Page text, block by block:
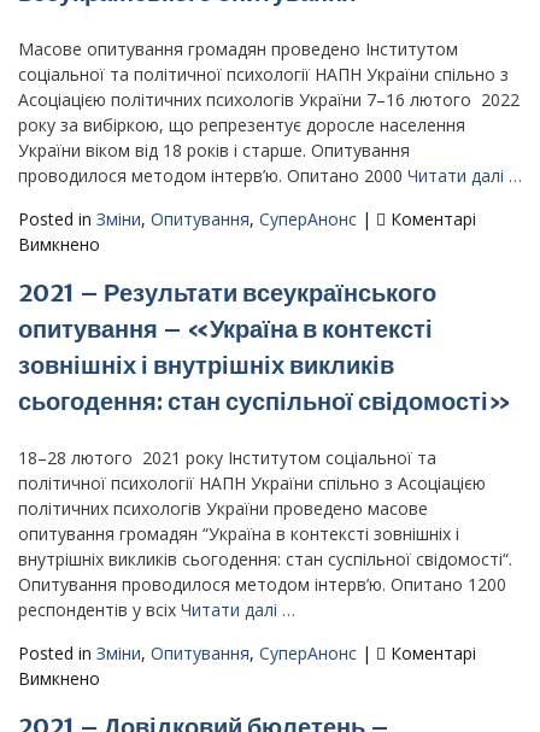
Україні»
Масове опитування громадян проведено Інститутом
соціальної та політичної психології НАПН України спільно з
Асоціацією політичних психологів України 7–16 лютого 2022
року за вибіркою, що репрезентує доросле населення
України віком від 18 років і старше. Опитування
проводилося методом інтерв’ю. Опитано 2000 Читати далі …
Posted in Зміни, Опитування, СуперАнонс |
Коментарі
Вимкнено
всеукраїнського
опитування
–
«Стан
свідомості
в
Україні
напередодні
повномасштабного
російського
вторгнення»
–
опитування
2021 – Результати всеукраїнського
опитування – «Україна в контексті
зовнішніх і внутрішніх викликів
сьогодення: стан суспільної свідомості»
18–28 лютого 2021 року Інститутом соціальної та
політичної психології НАПН України спільно з Асоціацією
політичних психологів України проведено масове
опитування громадян “Україна в контексті зовнішніх і
внутрішніх викликів сьогодення: стан суспільної свідомості“.
Опитування проводилося методом інтерв’ю. Опитано 1200
респондентів у всіх Читати далі …
Posted in Зміни, Опитування, СуперАнонс |
Коментарі
Вимкнено